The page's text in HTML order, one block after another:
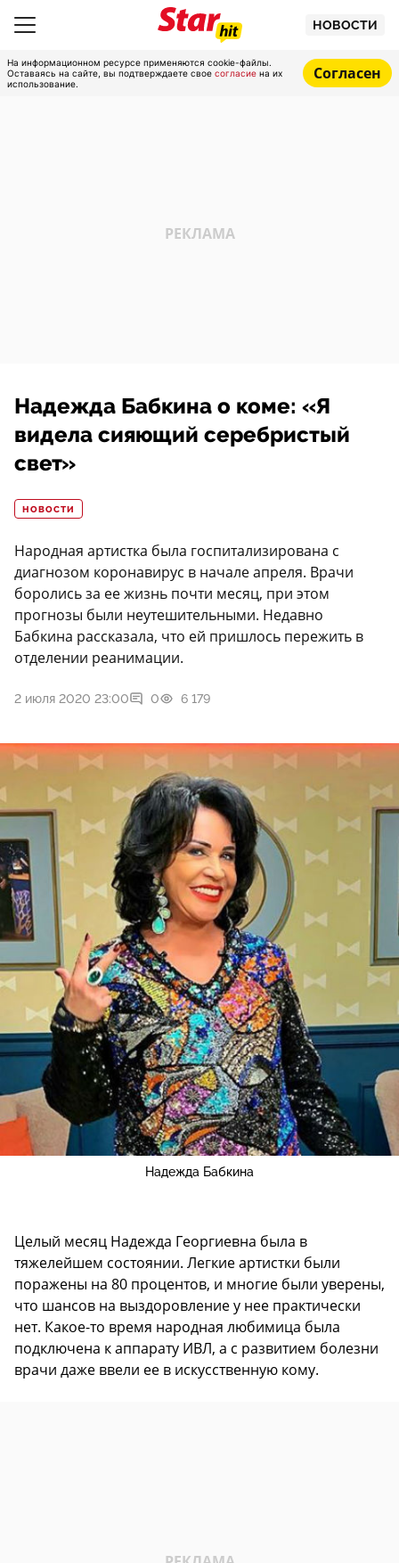
НОВОСТИ
На информационном ресурсе применяются cookie-файлы.
Оставаясь на сайте, вы подтверждаете свое согласие на их
использование.
Согласен
Надежда Бабкина о коме: «Я
видела сияющий серебристый
свет»
НОВОСТИ
Народная артистка была госпитализирована с
диагнозом коронавирус в начале апреля. Врачи
боролись за ее жизнь почти месяц, при этом
прогнозы были неутешительными. Недавно
Бабкина рассказала, что ей пришлось пережить в
отделении реанимации.
2 июля 2020 23:00 0 6 179
Надежда Бабкина
Целый месяц Надежда Георгиевна была в
тяжелейшем состоянии. Легкие артистки были
поражены на 80 процентов, и многие были уверены,
что шансов на выздоровление у нее практически
нет. Какое-то время народная любимица была
подключена к аппарату ИВЛ, а с развитием болезни
врачи даже ввели ее в искусственную кому.